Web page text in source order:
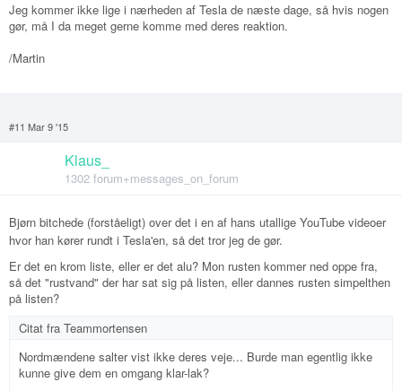
Jeg kommer ikke lige i nærheden af Tesla de næste dage, så hvis nogen
gør, må I da meget gerne komme med deres reaktion.
/Martin
#11 Mar 9 '15
Klaus_
1302 forum+messages_on_forum
Bjørn bitchede (forståeligt) over det i en af hans utallige YouTube videoer
hvor han kører rundt i Tesla'en, så det tror jeg de gør.
Er det en krom liste, eller er det alu? Mon rusten kommer ned oppe fra,
så det "rustvand" der har sat sig på listen, eller dannes rusten simpelthen
på listen?
Citat fra Teammortensen
Nordmændene salter vist ikke deres veje... Burde man egentlig ikke
kunne give dem en omgang klar-lak?